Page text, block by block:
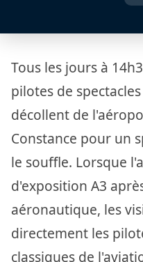
Tous les jours à
pilotes de
décollent de
Constance pour un
le souffle. Lorsque
d'exposition A3
aéronautique, les
directement les
classiques de